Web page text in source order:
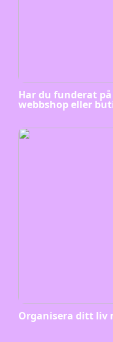
Har du funderat
webbshop eller
Organisera ditt liv